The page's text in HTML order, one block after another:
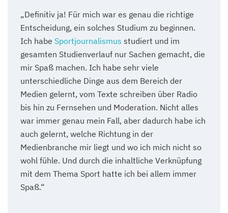
„Definitiv ja! Für mich war es genau die richtige
Entscheidung, ein solches Studium zu beginnen.
Ich habe Sportjournalismus studiert und im
gesamten Studienverlauf nur Sachen gemacht, die
mir Spaß machen. Ich habe sehr viele
unterschiedliche Dinge aus dem Bereich der
Medien gelernt, vom Texte schreiben über Radio
bis hin zu Fernsehen und Moderation. Nicht alles
war immer genau mein Fall, aber dadurch habe ich
auch gelernt, welche Richtung in der
Medienbranche mir liegt und wo ich mich nicht so
wohl fühle. Und durch die inhaltliche Verknüpfung
mit dem Thema Sport hatte ich bei allem immer
Spaß.“